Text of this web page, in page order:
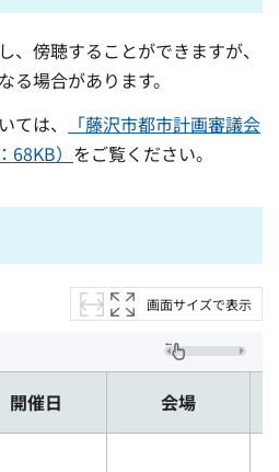
、傍聴することができますが、
場合があります。
ては、
「藤沢市都市計画審議会
） をご覧ください。
画面サイズで表示
開催日 会場